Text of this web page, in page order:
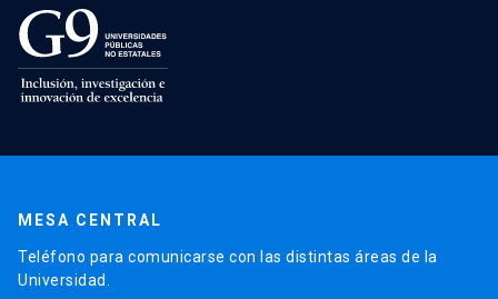
MESA CENTRAL
Teléfono para comunicarse con las distintas áreas de la
Universidad.